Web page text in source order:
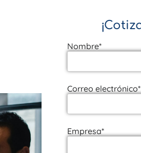
Nombre*
Correo electrónico*
Empresa*